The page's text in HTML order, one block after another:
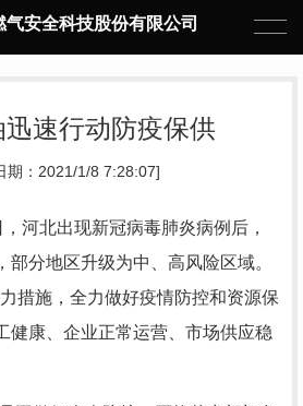
气安全科技股份有限公司
速行动防疫保供
期：2021/1/8 7:28:07]
河北出现新冠病毒肺炎病例后，
部分地区升级为中、高风险区域。
措施，全力做好疫情防控和资源保
健康、企业正常运营、市场供应稳